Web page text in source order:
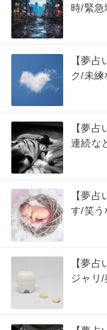
時/緊急
【夢
ク/未練
【夢
連続な
【夢
す/笑う
【夢
ジャリ/